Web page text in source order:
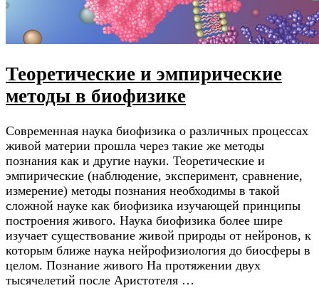
Теоретические и эмпирические
методы в биофизике
Современная наука биофизика о различных процессах
живой материи прошла через такие же методы
познания как и другие науки. Теоретические и
эмпирические (наблюдение, эксперимент, сравнение,
измерение) методы познания необходимы в такой
сложной науке как биофизика изучающей принципы
построения живого. Наука биофизика более шире
изучает существование живой природы от нейронов, к
которым ближе наука нейрофизиология до биосферы в
целом. Познание живого На протяжении двух
тысячелетий после Аристотеля …